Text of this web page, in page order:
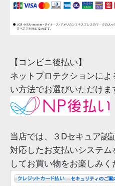
【コンビニ後払い】
ネットプロテクションに
い方法でお選びいただけま
当店では、３Dセキュア認
対応したお支払いシステ
してお買い物をお楽しみく